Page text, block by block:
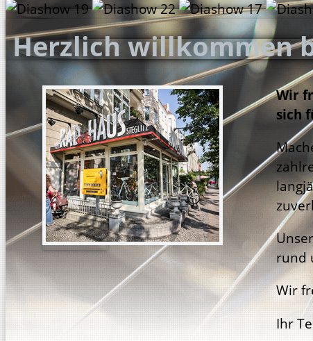
Herzlich willkommen
Wir
sich
rund
Wir
Ihr